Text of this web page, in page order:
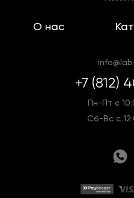
О нас
+7 (812)
Пн-Пт с
Сб-Вс с